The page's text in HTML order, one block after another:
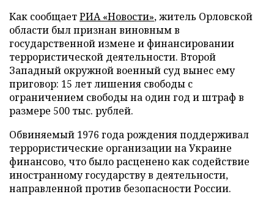
Как сообщаетРИА «Новости», житель Орловской
области был признан виновным в
государственной измене и финансировании
террористической деятельности. Второй
Западный окружной военный суд вынес ему
приговор: 15 лет лишения свободы с
ограничением свободы на один год и штраф в
размере 500 тыс. рублей.
Обвиняемый 1976 года рождения поддерживал
террористические организации на Украине
финансово, что было расценено как содействие
иностранному государству в деятельности,
направленной против безопасности России.